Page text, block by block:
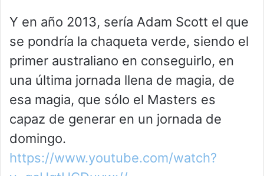
Y en año 2013, sería Adam Scott el que
se pondría la chaqueta verde, siendo el
primer australiano en conseguirlo, en
una última jornada llena de magia, de
esa magia, que sólo el Masters es
capaz de generar en un jornada de
domingo.
https://www.youtube.com/watch?